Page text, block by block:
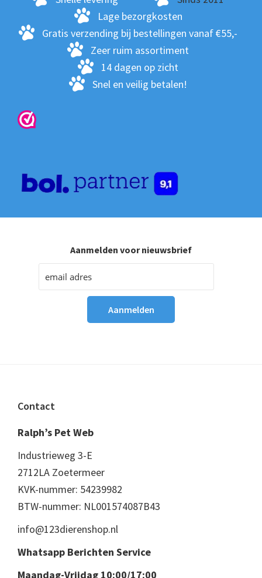
Lage bezorgkosten
Gratis verzending bij bestellingen vanaf €55,-
Zeer ruim assortiment
14 dagen op zicht
Snel en veilig betalen!
Aanmelden voor nieuwsbrief
Footer
Contact
Ralph’s Pet Web
Industrieweg 3-E
2712LA Zoetermeer
KVK-nummer: 54239982
BTW-nummer: NL001574087B43
info@123dierenshop.nl
Whatsapp Berichten Service
Maandag-Vrijdag 10:00/17:00